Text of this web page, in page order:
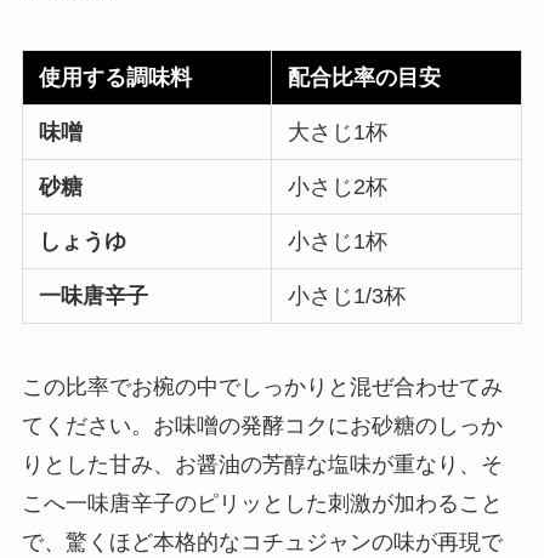
使用する調味料 配合比率の目安
味噌 大さじ1杯
砂糖 小さじ2杯
しょうゆ 小さじ1杯
一味唐辛子 小さじ1/3杯
この比率でお椀の中でしっかりと混ぜ合わせてみ
てください。お味噌の発酵コクにお砂糖のしっか
りとした甘み、お醤油の芳醇な塩味が重なり、そ
こへ一味唐辛子のピリッとした刺激が加わること
で、驚くほど本格的なコチュジャンの味が再現で